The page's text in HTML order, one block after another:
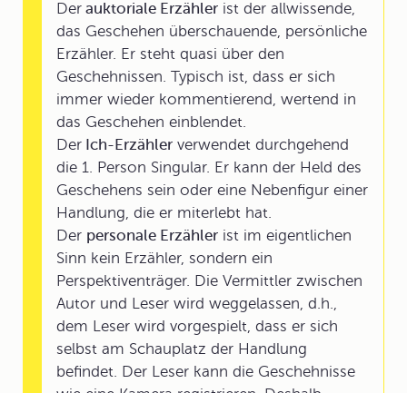
Der auktoriale Erzähler ist der allwissende,
das Geschehen überschauende, persönliche
Erzähler. Er steht quasi über den
Geschehnissen. Typisch ist, dass er sich
immer wieder kommentierend, wertend in
das Geschehen einblendet.
Der Ich-Erzähler verwendet durchgehend
die 1. Person Singular. Er kann der Held des
Geschehens sein oder eine Nebenfigur einer
Handlung, die er miterlebt hat.
Der personale Erzähler ist im eigentlichen
Sinn kein Erzähler, sondern ein
Perspektiventräger. Die Vermittler zwischen
Autor und Leser wird weggelassen, d.h.,
dem Leser wird vorgespielt, dass er sich
selbst am Schauplatz der Handlung
befindet. Der Leser kann die Geschehnisse